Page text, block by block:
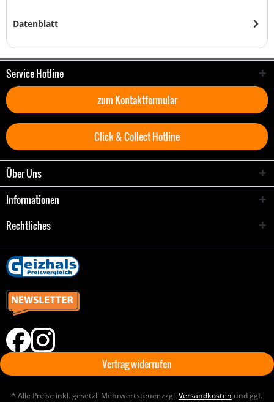
Datenblatt
Service Hotline
zum Kontaktformular
Click & Collect Hotline
Über Uns
Informationen
Rechtliches
Vertrag widerrufen
* Alle Preise inkl. gesetzl. Mehrwertsteuer zzgl.Versandkosten und ggf.